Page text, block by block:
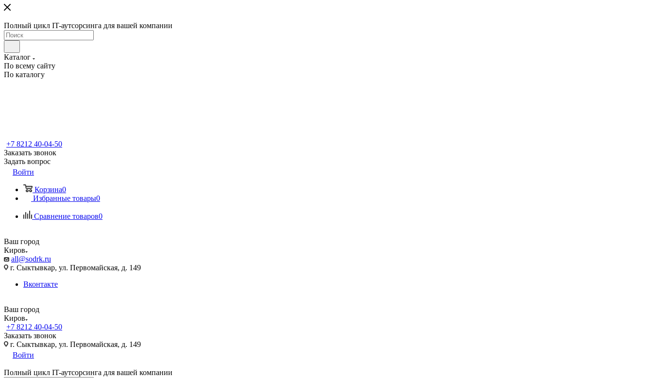
Полный цикл IT-аутсорсинга для вашей компании
Каталог
По всему сайту
По каталогу
+7 8212 40-04-50
Заказать звонок
Задать вопрос
Войти
Корзина0
Избранные товары0
Сравнение товаров0
Ваш город
Киров
all@sodrk.ru
г. Сыктывкар, ул. Первомайская, д. 149
Вконтакте
Ваш город
Киров
+7 8212 40-04-50
Заказать звонок
г. Сыктывкар, ул. Первомайская, д. 149
Войти
Полный цикл IT-аутсорсинга для вашей компании